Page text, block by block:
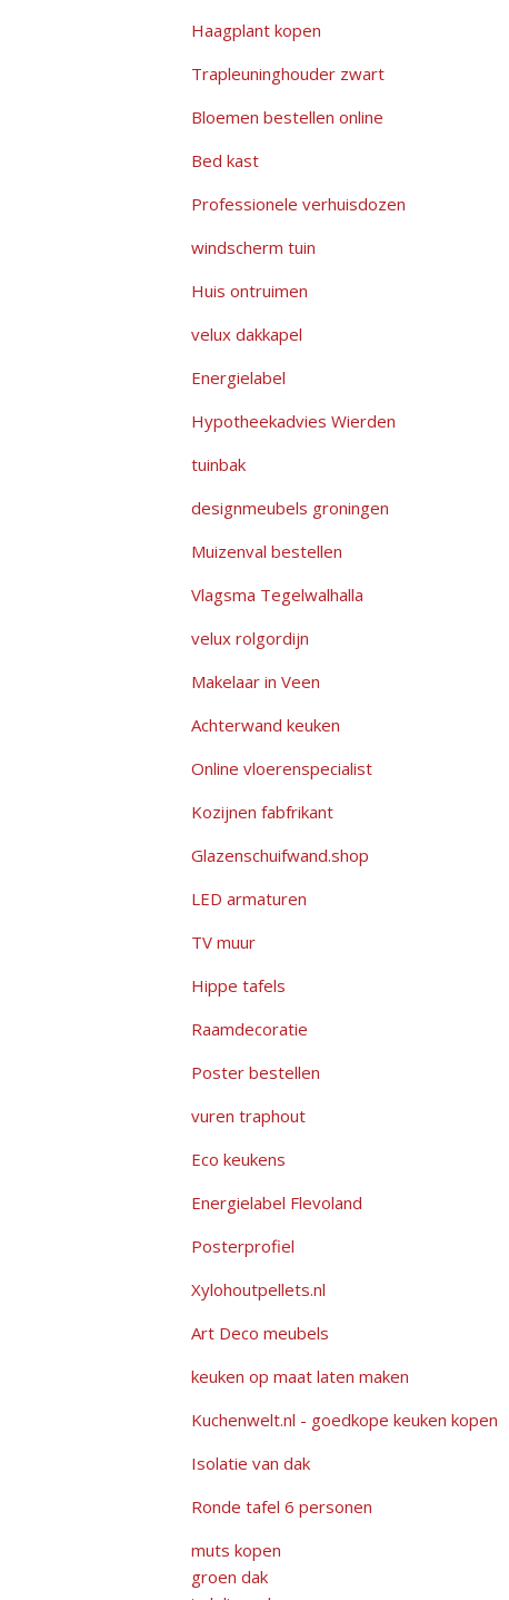
Haagplant kopen
Trapleuninghouder zwart
Bloemen bestellen online
Bed kast
Professionele verhuisdozen
windscherm tuin
Huis ontruimen
velux dakkapel
Energielabel
Hypotheekadvies Wierden
tuinbak
designmeubels groningen
Muizenval bestellen
Vlagsma Tegelwalhalla
velux rolgordijn
Makelaar in Veen
Achterwand keuken
Online vloerenspecialist
Kozijnen fabfrikant
Glazenschuifwand.shop
LED armaturen
TV muur
Hippe tafels
Raamdecoratie
Poster bestellen
vuren traphout
Eco keukens
Energielabel Flevoland
Posterprofiel
Xylohoutpellets.nl
Art Deco meubels
keuken op maat laten maken
Kuchenwelt.nl - goedkope keuken kopen
Isolatie van dak
Ronde tafel 6 personen
muts kopen
groen dak